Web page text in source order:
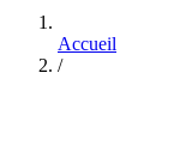
Accueil
/